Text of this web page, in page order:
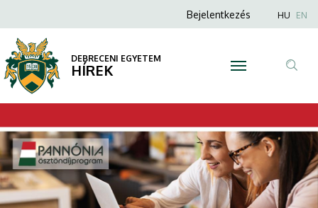
DEBRECENI
EGYETEM
Anonim
menüje
Bejelentkezés HU EN
DEBRECENI EGYETEM
HÍREK